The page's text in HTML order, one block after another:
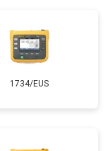
1734/EUS